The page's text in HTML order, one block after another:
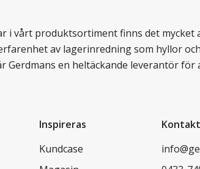
vårt produktsortiment finns det mycket
av lagerinredning som hyllor
en heltäckande leverantör för
Inspireras
Kundcase
Kontakt